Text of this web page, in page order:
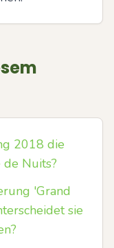
2018 die
Nuits?
'Grand
sie